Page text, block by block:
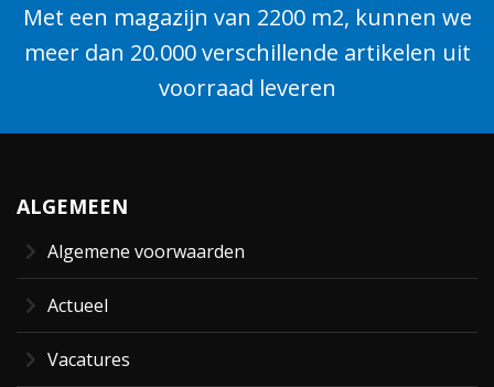
Met een magazijn van 2200 m2, kunnen we
meer dan 20.000 verschillende artikelen uit
voorraad leveren
ALGEMEEN
Algemene voorwaarden
Actueel
Vacatures